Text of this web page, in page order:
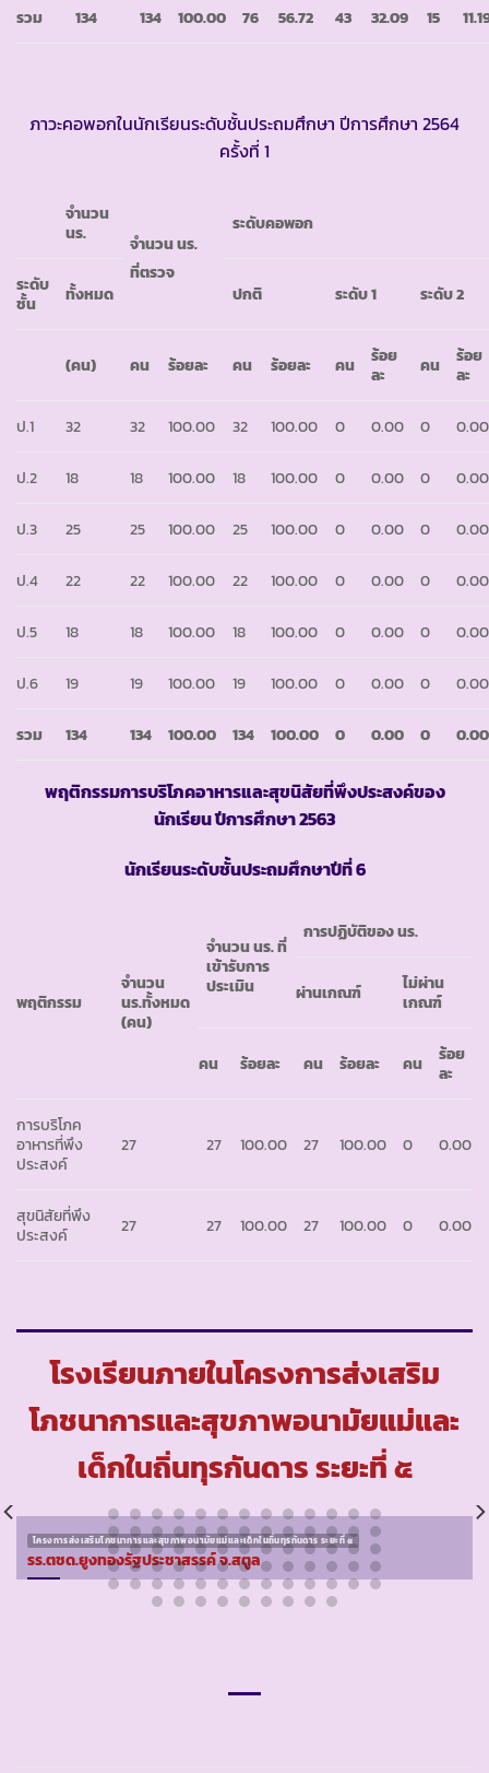
รวม 134 134 100.00 76 56.72 43 32.09 15
ภาวะคอพอกในนักเรียนระดับชั้นประถมศึกษา ปีการศึกษา 2564
ครั้งที่ 1
จำนวน
นร.
จำนวน นร.
ที่ตรวจ
ระดับคอพอก
ระดับ
ชั้น
ทั้งหมด ปกติ ระดับ1 ระดับ2
(คน) คน ร้อยละ คน ร้อยละ คน
ร้อย
ละ
คน
ร้อย
ละ
ป.1 32 32 100.00 32 100.00 0 0.00 0 0.00
ป.2 18 18 100.00 18 100.00 0 0.00 0 0.00
ป.3 25 25 100.00 25 100.00 0 0.00 0 0.00
ป.4 22 22 100.00 22 100.00 0 0.00 0 0.00
ป.5 18 18 100.00 18 100.00 0 0.00 0 0.00
ป.6 19 19 100.00 19 100.00 0 0.00 0 0.00
รวม 134 134 100.00 134 100.00 0 0.00 0 0.00
พฤติกรรมการบริโภคอาหารและสุขนิสัยที่พึงประสงค์ของ
นักเรียน ปีการศึกษา2563
นักเรียนระดับชั้นประถมศึกษาปีที่ 6
พฤติกรรม
จำนวน
นร.ทั้งหมด
(คน)
จำนวน นร. ที่
เข้ารับการ
ประเมิน
การปฏิบัติของ นร.
ผ่านเกณฑ์
ไม่ผ่าน
เกณฑ์
คน ร้อยละ คน ร้อยละ คน
ร้อย
ละ
การบริโภค
อาหารที่พึง
ประสงค์
27 27 100.00 27 100.00 0 0.00
สุขนิสัยที่พึง
ประสงค์
27 27 100.00 27 100.00 0 0.00
โรงเรียนภายในโครงการส่งเสริม
โภชนาการและสุขภาพอนามัยแม่และ
เด็กในถิ่นทุรกันดาร ระยะที่ ๕
โครงการส่งเสริมโภชนาการและสุขภาพอนามัยแม่และเด็กในถิ่นทุรกันดาร ระยะที่ ๕
รร.ตชด.ยูงทองรัฐประชาสรรค์ จ.สตูล